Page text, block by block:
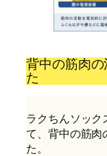
背中の筋肉
た
ラクちんソック
て、背中の筋
た。